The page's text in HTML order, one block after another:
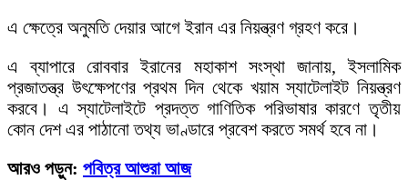
এ ক্ষেত্রে অনুমতি দেয়ার আগে ইরান এর নিয়ন্ত্রণ গ্রহণ করে।
এ ব্যাপারে রোববার ইরানের মহাকাশ সংস্থা জানায়, ইসলামিক
প্রজাতন্ত্র উৎক্ষেপণের প্রথম দিন থেকে খয়াম স্যাটেলাইট নিয়ন্ত্রণ
করবে। এ স্যাটেলাইটে প্রদত্ত গাণিতিক পরিভাষার কারণে তৃতীয়
কোন দেশ এর পাঠানো তথ্য ভাণ্ডারে প্রবেশ করতে সমর্থ হবে না।
আরও পড়ুন: পবিত্র আশুরা আজ